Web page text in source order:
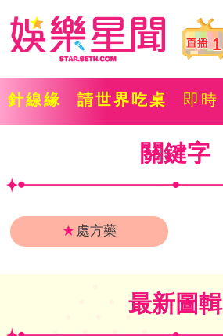
1
針線緣 請世界吃桌 即時
關鍵字
★ 處方藥
最新圖輯